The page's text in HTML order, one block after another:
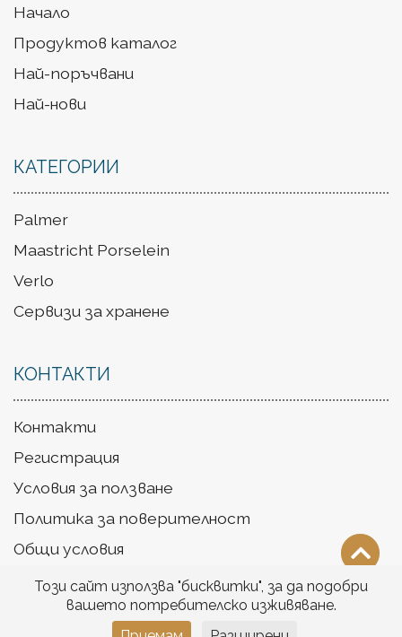
Начало
Продуктов каталог
Най-поръчвани
Най-нови
КАТЕГОРИИ
Palmer
Maastricht Porselein
Verlo
Сервизи за хранене
КОНТАКТИ
Контакти
Регистрация
Условия за ползване
Политика за поверителност
Общи условия
Доставка
Този сайт използва "бисквитки", за да подобри
вашето потребителско изживяване.